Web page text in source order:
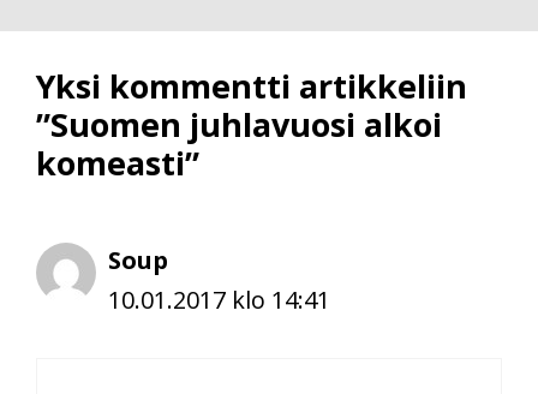
Yksi kommentti artikkeliin
”Suomen juhlavuosi alkoi
komeasti”
Soup
10.01.2017 klo 14:41